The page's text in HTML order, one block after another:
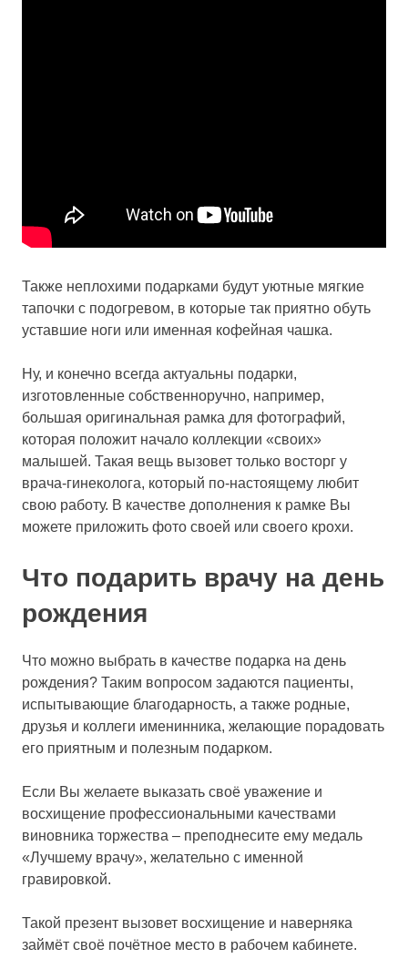
Также неплохими подарками будут уютные мягкие
тапочки с подогревом, в которые так приятно обуть
уставшие ноги или именная кофейная чашка.
Ну, и конечно всегда актуальны подарки,
изготовленные собственноручно, например,
большая оригинальная рамка для фотографий,
которая положит начало коллекции «своих»
малышей. Такая вещь вызовет только восторг у
врача-гинеколога, который по-настоящему любит
свою работу. В качестве дополнения к рамке Вы
можете приложить фото своей или своего крохи.
Что подарить врачу на день
рождения
Что можно выбрать в качестве подарка на день
рождения? Таким вопросом задаются пациенты,
испытывающие благодарность, а также родные,
друзья и коллеги именинника, желающие порадовать
его приятным и полезным подарком.
Если Вы желаете выказать своё уважение и
восхищение профессиональными качествами
виновника торжества – преподнесите ему медаль
«Лучшему врачу», желательно с именной
гравировкой.
Такой презент вызовет восхищение и наверняка
займёт своё почётное место в рабочем кабинете.